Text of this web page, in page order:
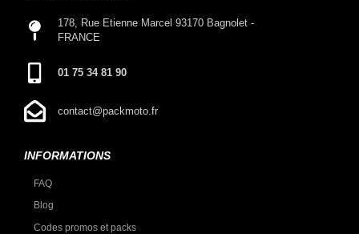
178, Rue Etienne Marcel 93170 Bagnolet -
FRANCE
01 75 34 81 90
contact@packmoto.fr
INFORMATIONS
FAQ
Blog
Codes promos et packs